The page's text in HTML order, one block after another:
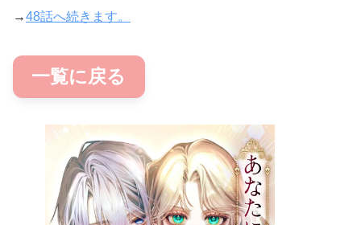
→48話へ続きます。
一覧に戻る